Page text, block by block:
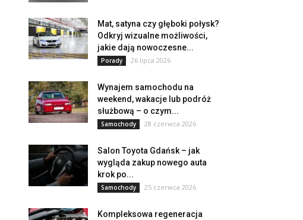
Mat, satyna czy głęboki połysk?
Odkryj wizualne możliwości,
jakie dają nowoczesne...
Porady 26 lipca 2026
Wynajem samochodu na
weekend, wakacje lub podróż
służbową – o czym...
Samochody 28 czerwca 2026
Salon Toyota Gdańsk – jak
wygląda zakup nowego auta
krok po...
Samochody 25 czerwca 2026
Kompleksowa regeneracja